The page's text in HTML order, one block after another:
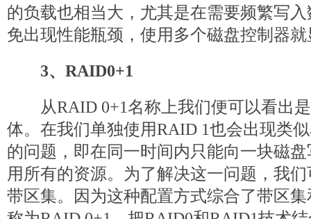
的负载也相当大，尤其是在需要频繁写
免出现性能瓶颈，使用多个磁盘控制器
3、RAID0+1
从RAID 0+1名称上我们便可以看出是
体。在我们单独使用RAID 1也会出现类
的问题，即在同一时间内只能向一块磁
用所有的资源。为了解决这一问题，我
带区集。因为这种配置方式综合了带区